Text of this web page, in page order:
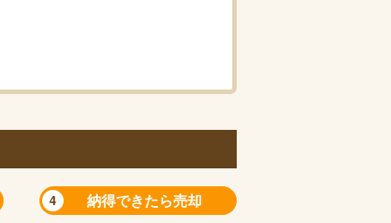
4 納得できたら売却